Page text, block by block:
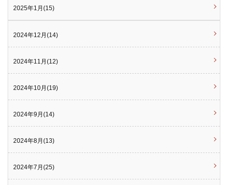
2025年1月(15)
2024年12月(14)
2024年11月(12)
2024年10月(19)
2024年9月(14)
2024年8月(13)
2024年7月(25)